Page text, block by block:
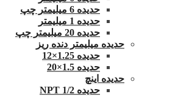
حدیده 6 میلیمتر چپ
حدیده 1 میلیمتر
حدیده 20 میلیمتر چپ
حدیده میلیمتر دنده ریز
حدیده 1.25×12
حدیده 1.5×20
حدیده اینچ
حدیده 1/2 NPT